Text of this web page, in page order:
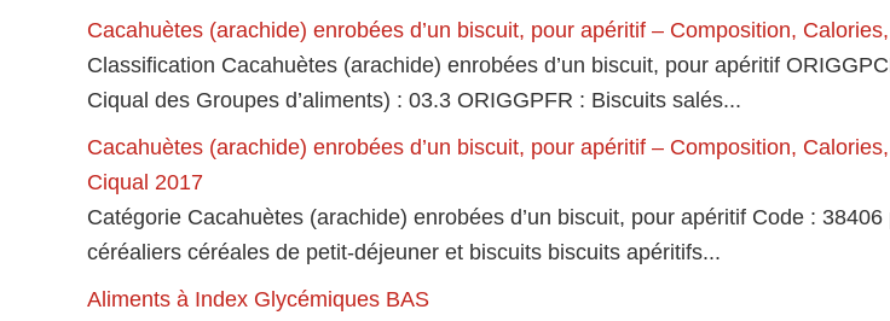
Cacahuètes (arachide) enrobées d’un biscuit, pour apéritif – Composition,
Classification Cacahuètes (arachide) enrobées d’un biscuit, pour apéritif
Ciqual des Groupes d’aliments) : 03.3 ORIGGPFR : Biscuits salés...
Cacahuètes (arachide) enrobées d’un biscuit, pour apéritif – Composition,
Ciqual 2017
Catégorie Cacahuètes (arachide) enrobées d’un biscuit, pour apéritif Code : 38406
céréaliers céréales de petit-déjeuner et biscuits biscuits apéritifs...
Aliments à Index Glycémiques BAS